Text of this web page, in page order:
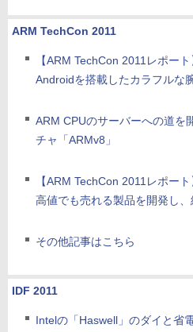
ARM TechCon 2011
【ARM TechCon 2011レポート
Androidを搭載したカラフルな
ARM CPUのサーバーへの道を
チャ「ARMv8」
【ARM TechCon 2011レポート
高値でも売れる製品を開発し
その他記事はこちら
IDF 2011
Intelの「Haswell」のダイと省